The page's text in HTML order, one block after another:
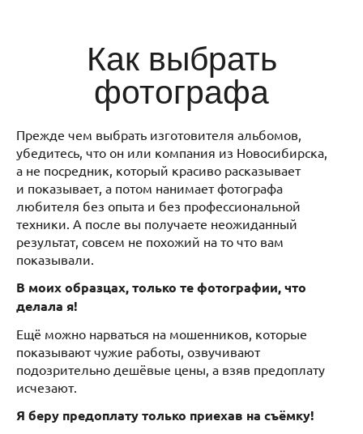
Как выбрать
фотографа
Прежде чем выбрать изготовителя альбомов,
убедитесь, что он или компания из Новосибирска,
а не посредник, который красиво расказывает
и показывает, а потом нанимает фотографа
любителя без опыта и без профессиональной
техники. А после вы получаете неожиданный
результат, совсем не похожий на то что вам
показывали.
В моих образцах, только те фотографии, что
делала я!
Ещё можно нарваться на мошенников, которые
показывают чужие работы, озвучивают
подозрительно дешёвые цены, а взяв предоплату
исчезают.
Я беру предоплату только приехав на съёмку!